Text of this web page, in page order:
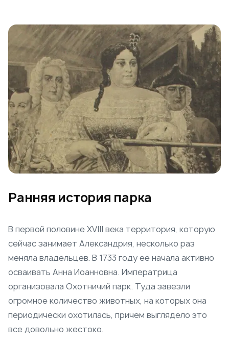
Ранняя история парка
В первой половине XVIII века территория, которую
сейчас занимает Александрия, несколько раз
меняла владельцев. В 1733 году ее начала активно
осваивать Анна Иоанновна. Императрица
организовала Охотничий парк. Туда завезли
огромное количество животных, на которых она
периодически охотилась, причем выглядело это
все довольно жестоко.